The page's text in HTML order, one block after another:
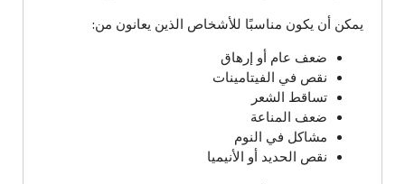
يمكن أن يكون مناسبًا للأشخاص الذين يعانون من:
ضعف عام أو إرهاق
نقص في الفيتامينات
تساقط الشعر
ضعف المناعة
مشاكل في النوم
نقص الحديد أو الأنيميا